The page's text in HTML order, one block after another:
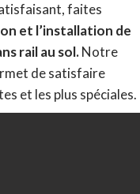
faites
et l’installation de
rail au sol.Notre
de satisfaire
et les plus spéciales.